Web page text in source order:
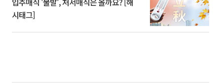
시태그]